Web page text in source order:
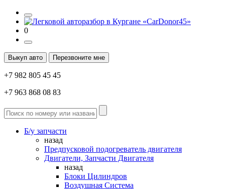
0
Выкуп авто Перезвоните мне
+7 982 805 45 45
+7 963 868 08 83
Б/у запчасти
назад
Предпусковой подогреватель двигателя
Двигатели, Запчасти Двигателя
назад
Блоки Цилиндров
Воздушная Система